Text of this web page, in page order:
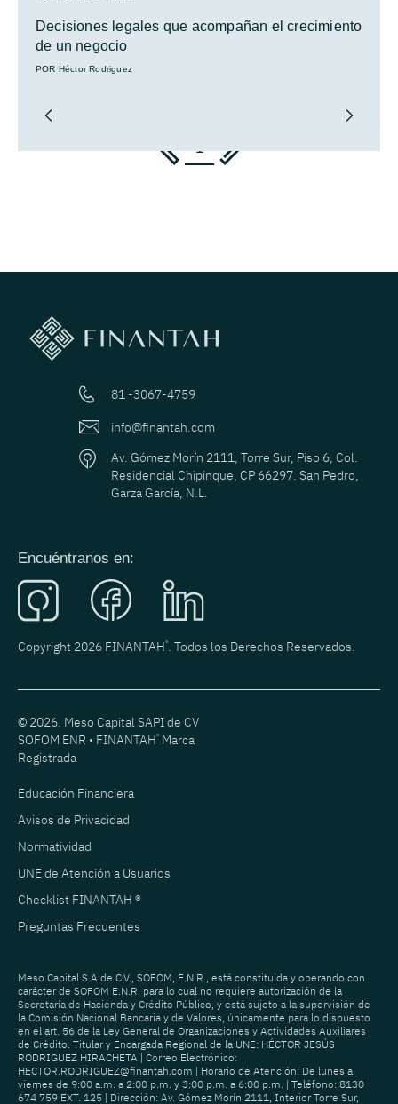
Decisiones legales que acompañan el crecimiento
de un negocio
POR Héctor Rodriguez
1
81 -3067-4759
info@finantah.com
Av. Gómez Morín 2111, Torre Sur, Piso 6, Col.
Residencial Chipinque, CP 66297. San Pedro,
Garza García, N.L.
Encuéntranos en:
Copyright 2026 FINANTAH®. Todos los Derechos Reservados.
© 2026. Meso Capital SAPI de CV
SOFOM ENR • FINANTAH® Marca
Registrada
Educación Financiera
Avisos de Privacidad
Normatividad
UNE de Atención a Usuarios
Checklist FINANTAH ®
Preguntas Frecuentes
Meso Capital S.A de C.V., SOFOM, E.N.R., está constituida y operando con
carácter de SOFOM E.N.R. para lo cual no requiere autorización de la
Secretaría de Hacienda y Crédito Público, y está sujeto a la supervisión de
la Comisión Nacional Bancaria y de Valores, únicamente para lo dispuesto
en el art. 56 de la Ley General de Organizaciones y Actividades Auxiliares
de Crédito. Titular y Encargada Regional de la UNE: HÉCTOR JESÚS
RODRIGUEZ HIRACHETA | Correo Electrónico:
HECTOR.RODRIGUEZ@finantah.com | Horario de Atención: De lunes a
viernes de 9:00 a.m. a 2:00 p.m. y 3:00 p.m. a 6:00 p.m. | Teléfono: 8130
674 759 EXT. 125 | Dirección: Av. Gómez Morín 2111, Interior Torre Sur,